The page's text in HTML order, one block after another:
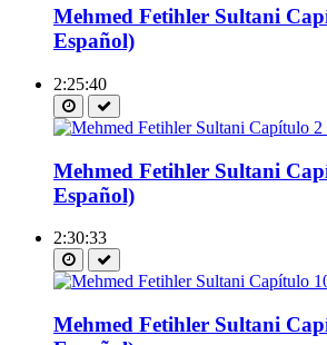
Mehmed Fetihler Sultani
Español)
2:25:40
Mehmed Fetihler Sultani
Español)
2:30:33
Mehmed Fetihler Sultani